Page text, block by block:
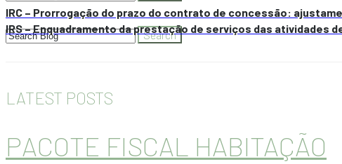
IRC – Prorrogação do prazo do contrato de concessão:
IRS – Enquadramento da prestação de serviços das atividades
LATEST POSTS
PACOTE FISCAL HABITAÇÃO